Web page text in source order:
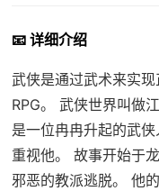
📧 详细介绍
武侠是通过武术来实
RPG。 武侠世界叫做
是一位冉冉升起的武
重视他。 故事开始于
邪恶的教派逃脱。 他